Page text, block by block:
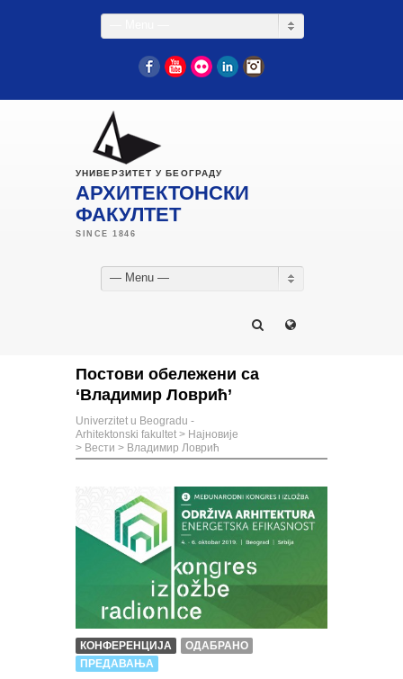
FacebookYouTube
Flickr LinkedIn
УНИВЕРЗИТЕТ У БЕОГРАДУ
АРХИТЕКТОНСКИ
ФАКУЛТЕТ
— Menu —
Постови обележени са
‘Владимир Ловрић’
Univerzitet u Beogradu -
Arhitektonski fakultet > Најновије
> Вести > Владимир Ловрић
КОНФЕРЕНЦИЈА
ОДАБРАНО
ПРЕДАВАЊА